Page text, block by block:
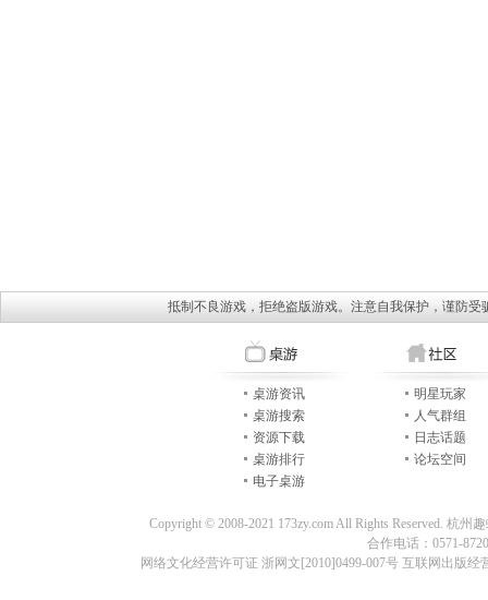
抵制不良游戏，拒绝盗版游戏。注意自我保护，谨防
桌游资讯
桌游搜索
资源下载
桌游排行
电子桌游
明星玩家
人气群组
日志话题
论坛空间
Copyright © 2008-2021 173zy.com All Rights Reserved. 杭
合作电话：0571-
网络文化经营许可证 浙网文[2010]0499-007号 互联网出版